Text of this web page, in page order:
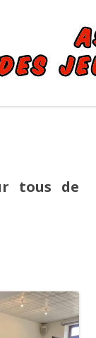
à
principal
tous de